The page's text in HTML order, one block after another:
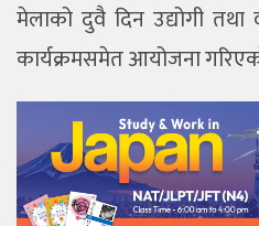
मेलाको दुवै दिन उद्योगी
कार्यक्रमसमेत आयोजना